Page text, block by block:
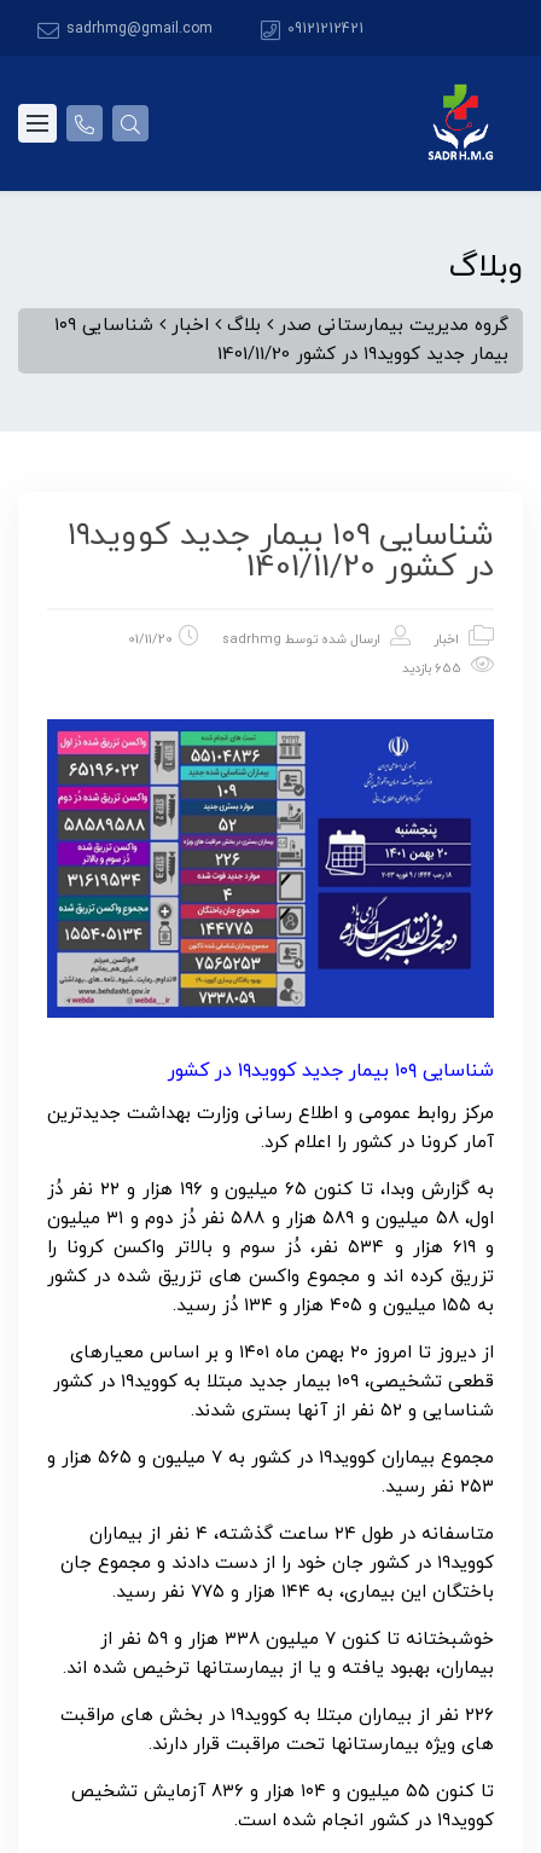
09121212421
sadrhmg@gmail.com
وبلاگ
گروه مدیریت بیمارستانی صدر بلاگ اخبار
شناسایی ۱۰۹
بیمار جدید کووید۱۹ در کشور 1401/11/20
شناسایی ۱۰۹ بیمار جدید کووید۱۹
در کشور 1401/11/20
اخبار ارسال شده توسط sadrhmg
01/11/20
شناسایی ۱۰۹ بیمار جدید کووید۱۹ در کشور
مرکز روابط عمومی و اطلاع رسانی وزارت بهداشت جدیدترین
آمار کرونا در کشور را اعلام کرد.
به گزارش وبدا، تا کنون ۶۵ میلیون و ۱۹۶ هزار و ۲۲ نفر دُز
اول، ۵۸ میلیون و ۵۸۹ هزار و ۵۸۸ نفر دُز دوم و ۳۱ میلیون
و ۶۱۹ هزار و ۵۳۴ نفر، دُز سوم و بالاتر واکسن کرونا را
تزریق کرده اند و مجموع واکسن های تزریق شده در کشور
به ۱۵۵ میلیون و ۴۰۵ هزار و ۱۳۴ دُز رسید.
از دیروز تا امروز ۲۰ بهمن ماه ۱۴۰۱ و بر اساس معیارهای
قطعی تشخیصی، ۱۰۹ بیمار جدید مبتلا به کووید۱۹ در کشور
شناسایی و ۵۲ نفر از آنها بستری شدند.
مجموع بیماران کووید۱۹ در کشور به ۷ میلیون و ۵۶۵ هزار و
۲۵۳ نفر رسید.
متاسفانه در طول ۲۴ ساعت گذشته، ۴ نفر از بیماران
کووید۱۹ در کشور جان خود را از دست دادند و مجموع جان
باختگان این بیماری، به ۱۴۴ هزار و ۷۷۵ نفر رسید.
خوشبختانه تا کنون ۷ میلیون ۳۳۸ هزار و ۵۹ نفر از
بیماران، بهبود یافته و یا از بیمارستانها ترخیص شده اند.
۲۲۶ نفر از بیماران مبتلا به کووید۱۹ در بخش های مراقبت
های ویژه بیمارستانها تحت مراقبت قرار دارند.
تا کنون ۵۵ میلیون و ۱۰۴ هزار و ۸۳۶ آزمایش تشخیص
کووید۱۹ در کشور انجام شده است.